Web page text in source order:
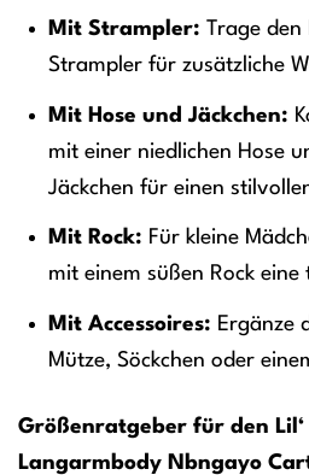
Mit Strampler: Trage den
Strampler für zusätzliche
Mit Hose und Jäckchen:
mit einer niedlichen Hose
Jäckchen für einen
Mit Rock: Für kleine
mit einem süßen Rock
Mit Accessoires: Ergänze
Mütze, Söckchen oder
Größenratgeber für den
Langarmbody Nbngayo